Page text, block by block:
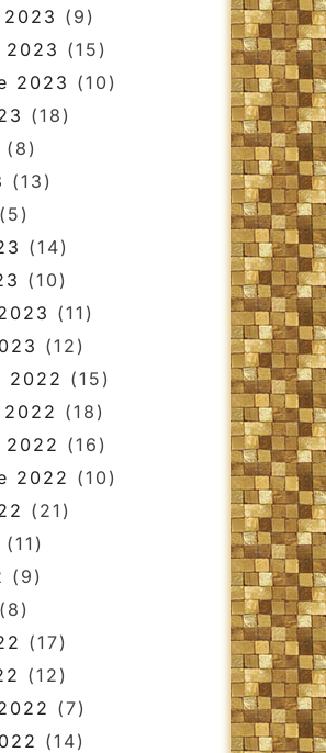
(9)
(15)
2023 (10)
(18)
(8)
(13)
(5)
(14)
(10)
(11)
(12)
2022 (15)
(18)
(16)
2022 (10)
(21)
(11)
(9)
(8)
(17)
(12)
(7)
(14)